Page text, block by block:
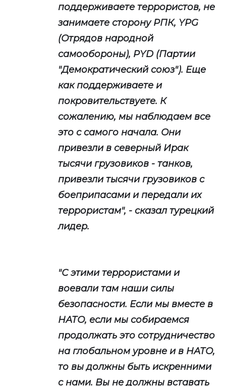
поддерживаете террористов, не
занимаете сторону РПК, YPG
(Отрядов народной
самообороны), PYD (Партии
"Демократический союз"). Еще
как поддерживаете и
покровительствуете. К
сожалению, мы наблюдаем все
это с самого начала. Они
привезли в северный Ирак
тысячи грузовиков - танков,
привезли тысячи грузовиков с
боеприпасами и передали их
террористам", - сказал турецкий
лидер.
"С этими террористами и
воевали там наши силы
безопасности. Если мы вместе в
НАТО, если мы собираемся
продолжать это сотрудничество
на глобальном уровне и в НАТО,
то вы должны быть искренними
с нами. Вы не должны вставать